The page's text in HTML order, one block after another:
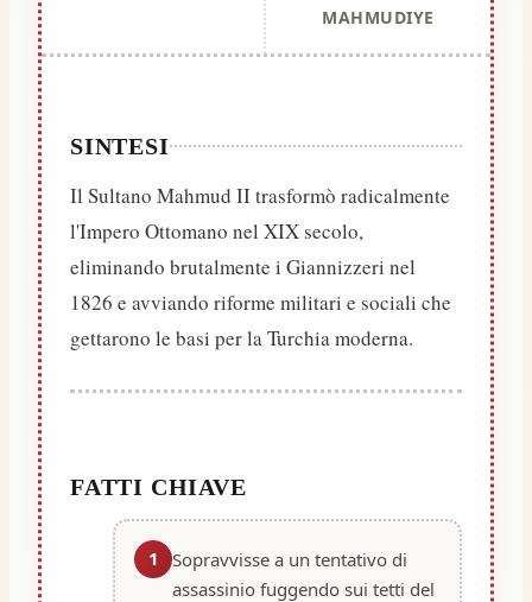
MAHMUDIYE
SINTESI
Il Sultano Mahmud II trasformò radicalmente
l'Impero Ottomano nel XIX secolo,
eliminando brutalmente i Giannizzeri nel
1826 e avviando riforme militari e sociali che
gettarono le basi per la Turchia moderna.
FATTI CHIAVE
1
Sopravvisse a un tentativo di
assassinio fuggendo sui tetti del